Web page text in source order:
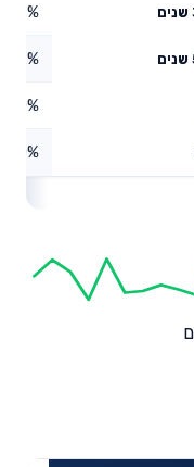
0%
0%